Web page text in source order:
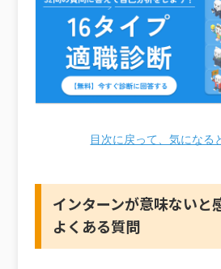
目次に戻って、気にな
インターンが意味ないと
よくある質問